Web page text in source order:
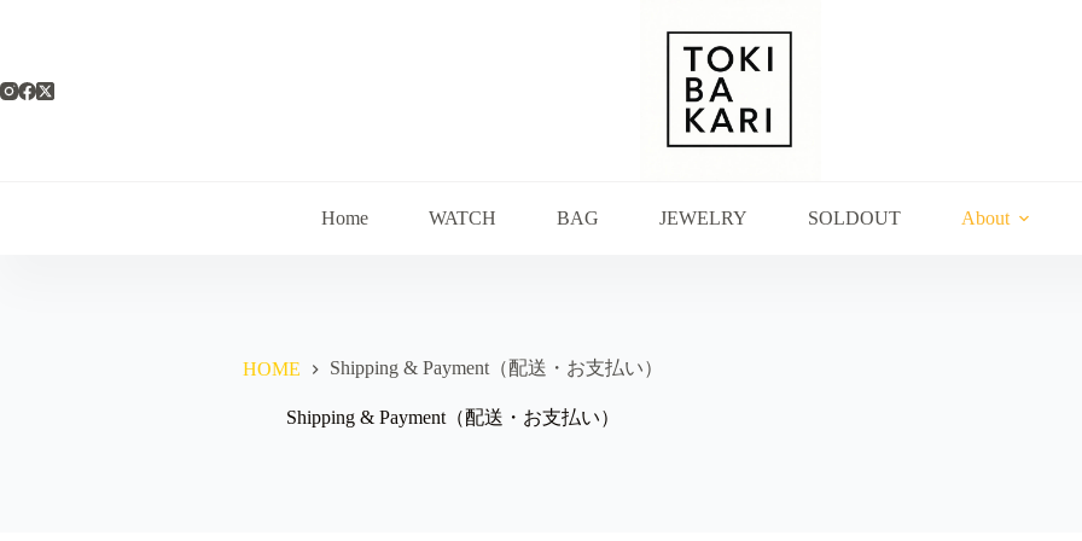
ン
Home WATCH BAG JEWELRY SOLDOUT About
HOME Shipping & Payment（配送・お支払い）
Shipping & Payment（配送・お支払い）